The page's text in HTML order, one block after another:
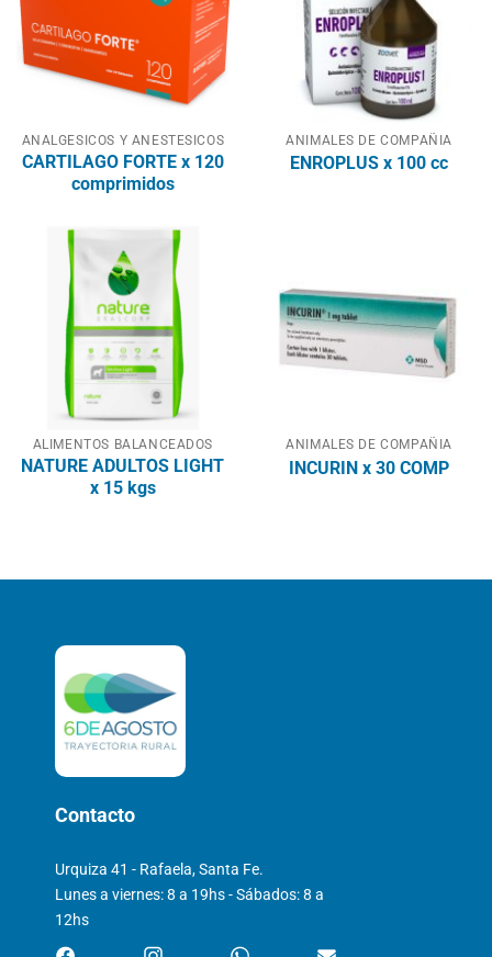
ANALGESICOS Y ANESTESICOS
CARTILAGO FORTE x 120
comprimidos
ANIMALES DE COMPAÑIA
ENROPLUS x 100 cc
ALIMENTOS BALANCEADOS
NATURE ADULTOS LIGHT
x 15 kgs
ANIMALES DE COMPAÑIA
INCURIN x 30 COMP
Contacto
Urquiza 41 - Rafaela, Santa Fe.
Lunes a viernes: 8 a 19hs - Sábados: 8 a
12hs